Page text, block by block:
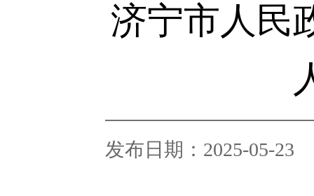
济宁市人民
发布日期：2025-05-23